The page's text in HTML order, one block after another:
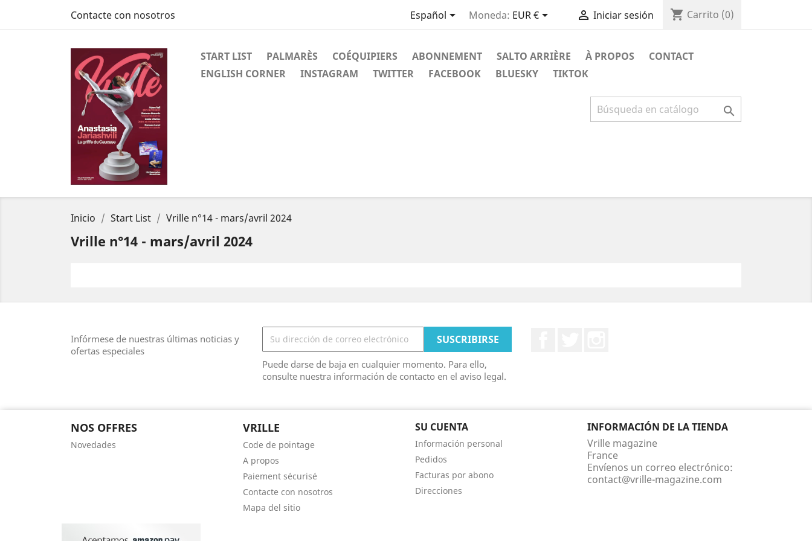
Contacte con nosotros Español Moneda: EUR €  Iniciar sesión shopping_cart Carrito (0)
START LIST PALMARÈS COÉQUIPIERS ABONNEMENT SALTO ARRIÈRE À PROPOS
CONTACT
ENGLISH CORNER
INSTAGRAM TWITTER FACEBOOK BLUESKY TIKTOK

Inicio Start List Vrille n°14 - mars/avril 2024
Vrille n°14 - mars/avril 2024
Infórmese de nuestras últimas noticias y
ofertas especiales
Puede darse de baja en cualquier momento. Para ello,
consulte nuestra información de contacto en el aviso legal.
NOS OFFRES
Novedades
VRILLE
Code de pointage
A propos
Paiement sécurisé
Contacte con nosotros
Mapa del sitio
SU CUENTA
Información personal
Pedidos
Facturas por abono
Direcciones
INFORMACIÓN DE LA TIENDA
Vrille magazine
France
Envíenos un correo electrónico:
contact@vrille-magazine.com